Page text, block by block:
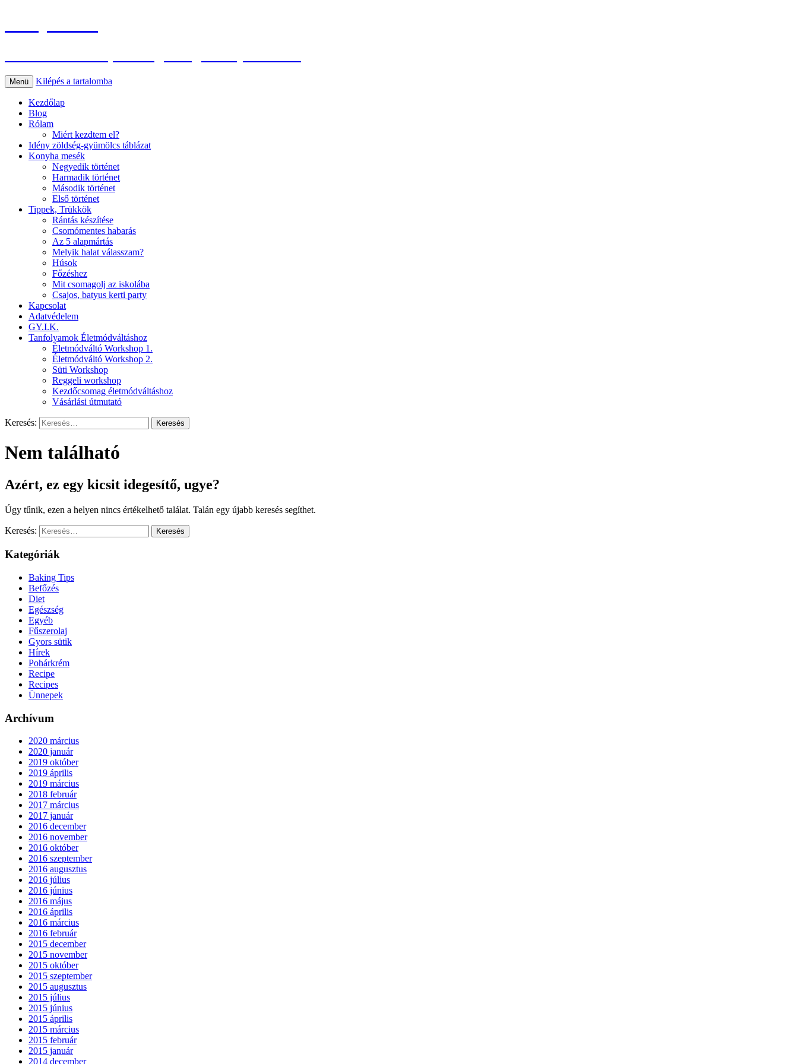
Menü Kilépés a tartalomba
Kezdőlap
Blog
Rólam
Miért kezdtem el?
Idény zöldség-gyümölcs táblázat
Konyha mesék
Negyedik történet
Harmadik történet
Második történet
Első történet
Tippek, Trükkök
Rántás készítése
Csomómentes habarás
Az 5 alapmártás
Melyik halat válasszam?
Húsok
Főzéshez
Mit csomagolj az iskolába
Csajos, batyus kerti party
Kapcsolat
Adatvédelem
GY.I.K.
Tanfolyamok Életmódváltáshoz
Életmódváltó Workshop 1.
Életmódváltó Workshop 2.
Süti Workshop
Reggeli workshop
Kezdőcsomag életmódváltáshoz
Vásárlási útmutató
Keresés:
Nem található
Azért, ez egy kicsit idegesítő, ugye?
Úgy tűnik, ezen a helyen nincs értékelhető találat. Talán egy újabb keresés segíthet.
Keresés:
Kategóriák
Baking Tips
Befőzés
Diet
Egészség
Egyéb
Fűszerolaj
Gyors sütik
Hírek
Pohárkrém
Recipe
Recipes
Ünnepek
Archívum
2020 március
2020 január
2019 október
2019 április
2019 március
2018 február
2017 március
2017 január
2016 december
2016 november
2016 október
2016 szeptember
2016 augusztus
2016 július
2016 június
2016 május
2016 április
2016 március
2016 február
2015 december
2015 november
2015 október
2015 szeptember
2015 augusztus
2015 július
2015 június
2015 április
2015 március
2015 február
2015 január
2014 december